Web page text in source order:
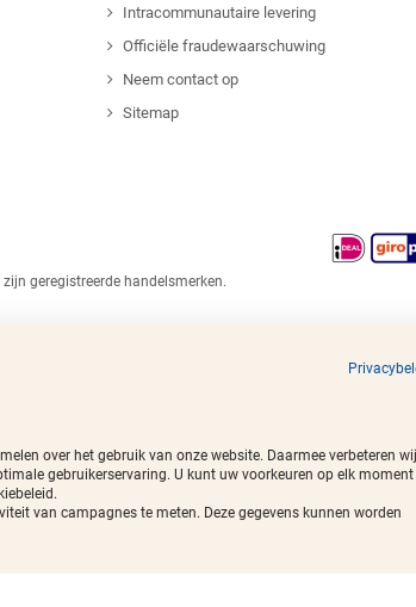
Intracommunautaire levering
Officiële fraudewaarschuwing
Neem contact op
Sitemap
geregistreerde handelsmerken.
over het gebruik van onze website. Daarmee verbeteren wij
gebruikerservaring. U kunt uw voorkeuren op elk moment
van campagnes te meten. Deze gegevens kunnen worden